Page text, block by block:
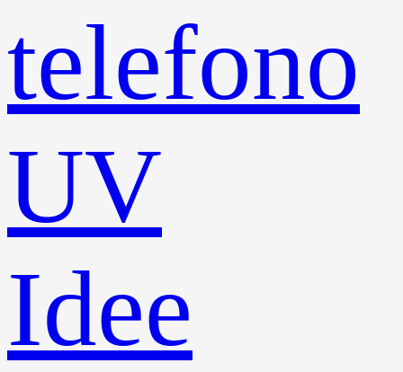
telefono
UV
Idee